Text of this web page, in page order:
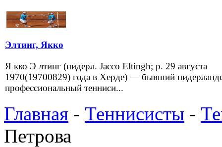
Элтинг, Якко
Я кко Э лтинг (нидерл. Jacco Eltingh; р. 29 августа
1970(19700829) года в Херде) — бывший
профессиональный тенниси...
Главная - Теннисисты -
Петрова